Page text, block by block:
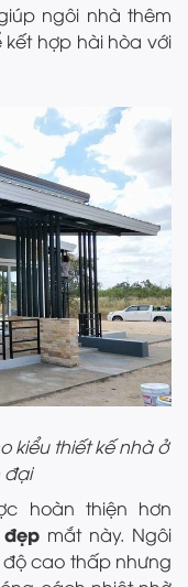
ngôi nhà thêm
hợp hài hòa với
kiểu thiết kế nhà ở
đại
hoàn thiện hơn
mắt này. Ngôi
cao thấp nhưng